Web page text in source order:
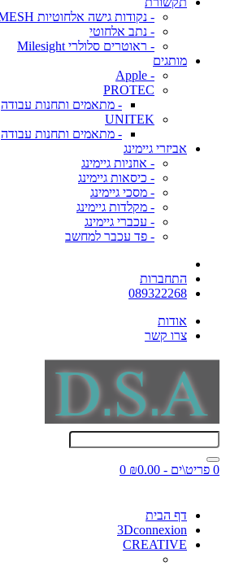
- נקודות גישה אלחוטיות MESH
- נתב אלחוטי
- ראוטרים סלולרי Milesight
מותגים
- Apple
PROTEC
- מתאמים ותחנות עבודה
UNITEK
- מתאמים ותחנות עבודה
אביזרי גיימינג
- אוזניות גיימינג
- כיסאות גיימינג
- מסכי גיימינג
- מקלדות גיימינג
- עכברי גיימינג
- פד עכבר למחשב
התחברות
089322268
אודות
צרו קשר
0 פריט\ים - ₪0.00 0
דף הבית
3Dconnexion
CREATIVE